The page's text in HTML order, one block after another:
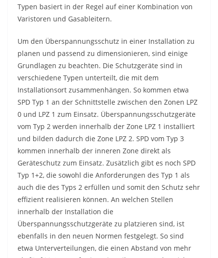
Typen basiert in der Regel auf einer Kombination von
Varistoren und Gasableitern.
Um den Überspannungsschutz in einer Installation zu
planen und passend zu dimensionieren, sind einige
Grundlagen zu beachten. Die Schutzgeräte sind in
verschiedene Typen unterteilt, die mit dem
Installationsort zusammenhängen. So kommen etwa
SPD Typ 1 an der Schnittstelle zwischen den Zonen LPZ
0 und LPZ 1 zum Einsatz. Überspannungsschutzgeräte
vom Typ 2 werden innerhalb der Zone LPZ 1 installiert
und bilden dadurch die Zone LPZ 2. SPD vom Typ 3
kommen innerhalb der inneren Zone direkt als
Geräteschutz zum Einsatz. Zusätzlich gibt es noch SPD
Typ 1+2, die sowohl die Anforderungen des Typ 1 als
auch die des Typs 2 erfüllen und somit den Schutz sehr
effizient realisieren können. An welchen Stellen
innerhalb der Installation die
Überspannungsschutzgeräte zu platzieren sind, ist
ebenfalls in den neuen Normen festgelegt. So sind
etwa Unterverteilungen, die einen Abstand von mehr